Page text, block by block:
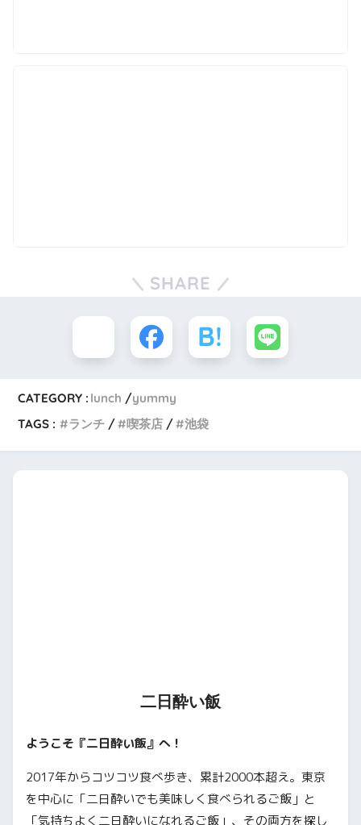
SHARE
CATEGORY : lunch
yummy
TAGS :
ランチ 喫茶店 池袋
二日酔い飯
ようこそ『二日酔い飯』へ！
2017年からコツコツ食べ歩き、累計2000本超え。東京
を中心に「二日酔いでも美味しく食べられるご飯」と
「気持ちよく二日酔いになれるご飯」、その両方を探し